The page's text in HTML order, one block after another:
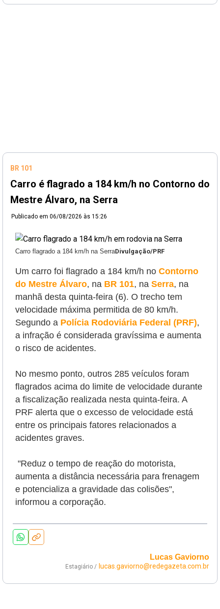
BR 101
Carro é flagrado a 184 km/h no Contorno do
Mestre Álvaro, na Serra
Publicado em 06/08/2026 às 15:26
Carro flagrado a 184 km/h na SerraDivulgação/PRF
Um carro foi flagrado a 184 km/h no Contorno
do Mestre Álvaro, na BR 101, na Serra, na
manhã desta quinta-feira (6). O trecho tem
velocidade máxima permitida de 80 km/h.
Segundo a Polícia Rodoviária Federal (PRF),
a infração é considerada gravíssima e aumenta
o risco de acidentes.
No mesmo ponto, outros 285 veículos foram
flagrados acima do limite de velocidade durante
a fiscalização realizada nesta quinta-feira. A
PRF alerta que o excesso de velocidade está
entre os principais fatores relacionados a
acidentes graves.
"Reduz o tempo de reação do motorista,
aumenta a distância necessária para frenagem
e potencializa a gravidade das colisões",
informou a corporação.
Lucas Gaviorno
Estagiário / lucas.gaviorno@redegazeta.com.br